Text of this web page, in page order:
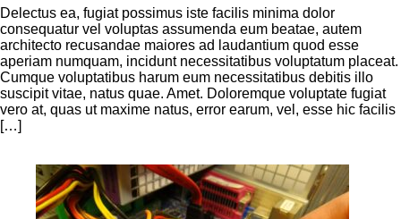
Delectus ea, fugiat possimus iste facilis minima dolor
consequatur vel voluptas assumenda eum beatae, autem
architecto recusandae maiores ad laudantium quod esse
aperiam numquam, incidunt necessitatibus voluptatum placeat.
Cumque voluptatibus harum eum necessitatibus debitis illo
suscipit vitae, natus quae. Amet. Doloremque voluptate fugiat
vero at, quas ut maxime natus, error earum, vel, esse hic facilis
[…]